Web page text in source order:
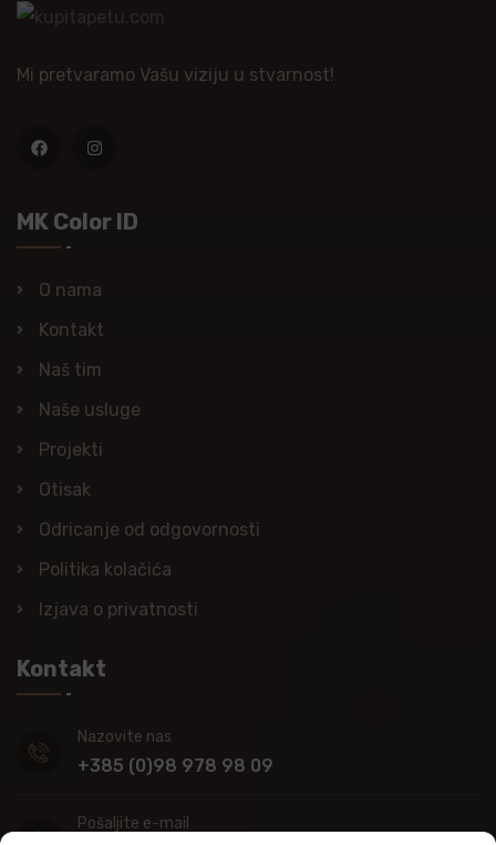
Mi pretvaramo Vašu viziju u stvarnost!
MK Color ID
O nama
Kontakt
Naš tim
Naše usluge
Projekti
Otisak
Odricanje od odgovornosti
Politika kolačića
Izjava o privatnosti
Kontakt
Nazovite nas
+385 (0)98 978 98 09
Pošaljite e-mail